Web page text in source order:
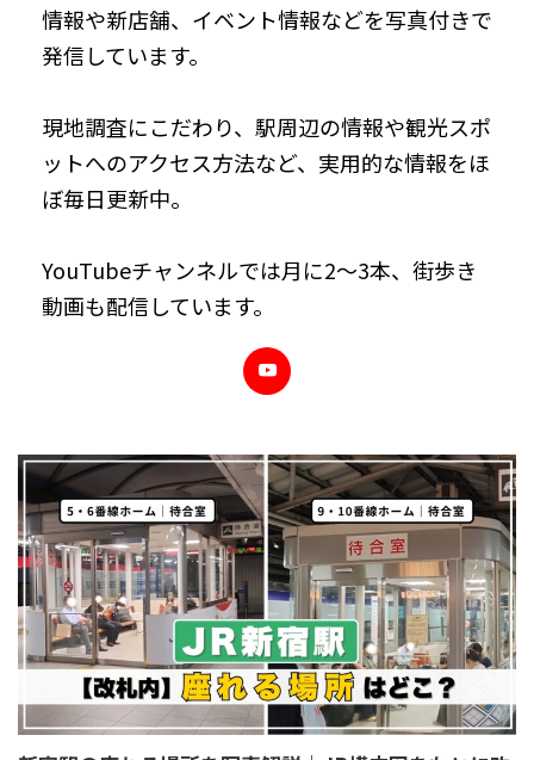
情報や新店舗、イベント情報などを写真付きで
発信しています。
現地調査にこだわり、駅周辺の情報や観光スポ
ットへのアクセス方法など、実用的な情報をほ
ぼ毎日更新中。
YouTubeチャンネルでは月に2～3本、街歩き
動画も配信しています。